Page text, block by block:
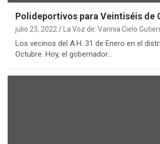
Polideportivos para Veintiséis de
julio 23, 2022 La Voz de: Varinia Cielo
Los vecinos del A.H. 31 de Enero en el
Octubre. Hoy, el gobernador…